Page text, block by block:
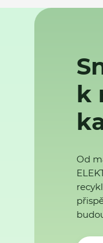
k
Od